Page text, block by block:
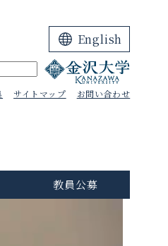
English
サイトマップ お問い合わせ
教員公募